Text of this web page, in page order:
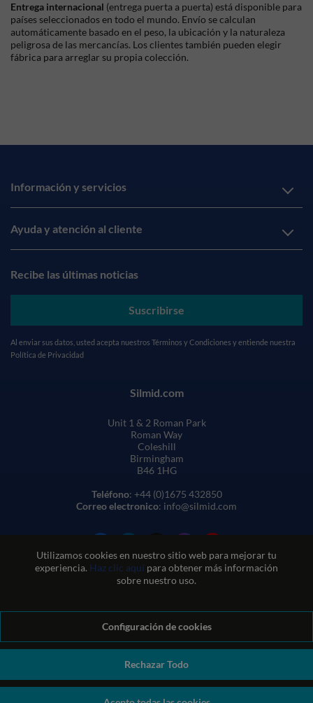
Utilizamos cookies en nuestro sitio web para mejorar tu
experiencia. Haz clic aquí para obtener más información
sobre nuestro uso.
Configuración de cookies
Rechazar Todo
Entrega internacional (entrega puerta a puerta) está disponible para
países seleccionados en todo el mundo. Envío se calculan
automáticamente basado en el peso, la ubicación y la naturaleza
peligrosa de las mercancías. Los clientes también pueden elegir
fábrica para arreglar su propia colección.
Información y servicios
Ayuda y atención al cliente
Recibe las últimas noticias
Suscribirse
Al enviar sus datos, usted acepta nuestros Términos y Condiciones y entiende nuestra
Política de Privacidad
Silmid.com
Unit 1 & 2 Roman Park
Roman Way
Coleshill
Birmingham
B46 1HG
Teléfono: +44 (0)1675 432850
Correo electronico: info@silmid.com
Condiciones generales de venta
Condiciones de uso del sitio web
Política de privacidad y cookies
Política de calidad
Política medioambiental
Política REACH
Declaración sobre la esclavitud moderna